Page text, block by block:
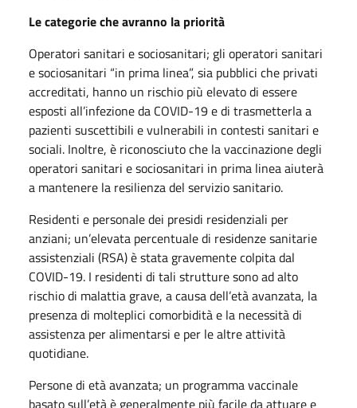
Le categorie che avranno la priorità
Operatori sanitari e sociosanitari; gli operatori sanitari
e sociosanitari “in prima linea”, sia pubblici che privati
accreditati, hanno un rischio più elevato di essere
esposti all’infezione da COVID-19 e di trasmetterla a
pazienti suscettibili e vulnerabili in contesti sanitari e
sociali. Inoltre, è riconosciuto che la vaccinazione degli
operatori sanitari e sociosanitari in prima linea aiuterà
a mantenere la resilienza del servizio sanitario.
Residenti e personale dei presidi residenziali per
anziani; un’elevata percentuale di residenze sanitarie
assistenziali (RSA) è stata gravemente colpita dal
COVID-19. I residenti di tali strutture sono ad alto
rischio di malattia grave, a causa dell’età avanzata, la
presenza di molteplici comorbidità e la necessità di
assistenza per alimentarsi e per le altre attività
quotidiane.
Persone di età avanzata; un programma vaccinale
basato sull’età è generalmente più facile da attuare e